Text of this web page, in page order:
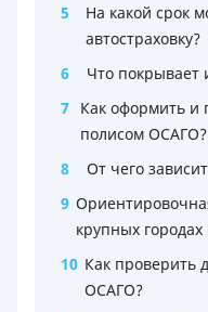
5
На какой срок
автостраховку?
6
Что покрывает
7 Как оформить и
полисом ОСАГО?
8
От чего
9
крупных
10 Как проверить
ОСАГО?